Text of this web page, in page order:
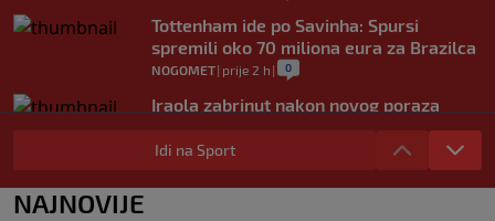
Tottenham ide po Savinha: Spursi
spremili oko 70 miliona eura za Brazilca
NOGOMET| prije 2 h | 0
Iraola zabrinut nakon novog poraza
Liverpoola: "Ne možemo održati nivo
koji želimo"
Idi na Sport
NAJNOVIJE